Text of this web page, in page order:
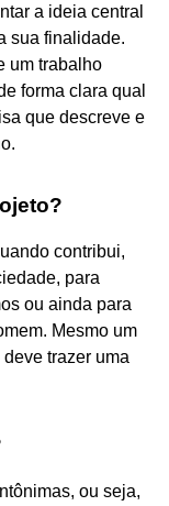
a ideia central
sua finalidade.
um trabalho
forma clara qual
que descreve e
contribui,
para
ou ainda para
Mesmo um
trazer uma
ou seja,